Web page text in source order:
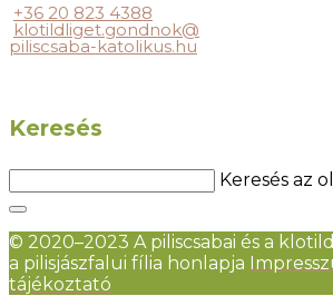
+36 20 823 4388
klotildliget.gondnok@
piliscsaba-katolikus.hu
Keresés
Keresés az
© 2020–2023 A piliscsabai és a
a pilisjászfalui fília honlapja
tájékoztató